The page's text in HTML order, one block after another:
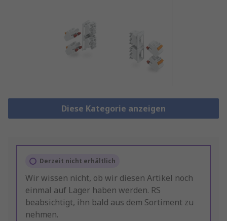
Diese Kategorie anzeigen
Derzeit nicht erhältlich
Wir wissen nicht, ob wir diesen Artikel noch
einmal auf Lager haben werden. RS
beabsichtigt, ihn bald aus dem Sortiment zu
nehmen.